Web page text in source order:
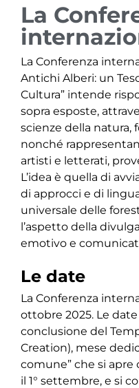
La
La Conferenza
Antichi Alberi: un
Cultura” intende
sopra esposte,
scienze della natura,
nonché
artisti e letterati,
L’idea è quella di
di approcci e di
universale delle
l’aspetto della
emotivo e
Le date
La Conferenza
ottobre 2025. Le
conclusione del
Creation), mese
comune” che si
il 1° settembre, e si